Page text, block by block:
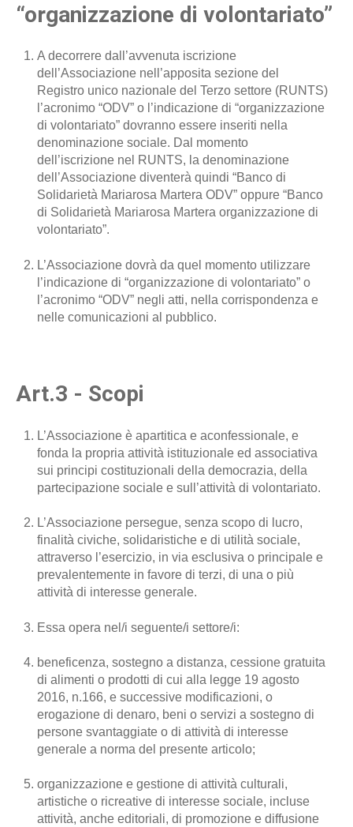
“organizzazione di volontariato”
A decorrere dall’avvenuta iscrizione
dell’Associazione nell’apposita sezione del
Registro unico nazionale del Terzo settore (RUNTS)
l’acronimo “ODV” o l’indicazione di “organizzazione
di volontariato” dovranno essere inseriti nella
denominazione sociale. Dal momento
dell’iscrizione nel RUNTS, la denominazione
dell’Associazione diventerà quindi “Banco di
Solidarietà Mariarosa Martera ODV” oppure “Banco
di Solidarietà Mariarosa Martera organizzazione di
volontariato”.
L’Associazione dovrà da quel momento utilizzare
l’indicazione di “organizzazione di volontariato” o
l’acronimo “ODV” negli atti, nella corrispondenza e
nelle comunicazioni al pubblico.
Art.3 - Scopi
L’Associazione è apartitica e aconfessionale, e
fonda la propria attività istituzionale ed associativa
sui principi costituzionali della democrazia, della
partecipazione sociale e sull’attività di volontariato.
L’Associazione persegue, senza scopo di lucro,
finalità civiche, solidaristiche e di utilità sociale,
attraverso l’esercizio, in via esclusiva o principale e
prevalentemente in favore di terzi, di una o più
attività di interesse generale.
Essa opera nel/i seguente/i settore/i:
beneficenza, sostegno a distanza, cessione gratuita
di alimenti o prodotti di cui alla legge 19 agosto
2016, n.166, e successive modificazioni, o
erogazione di denaro, beni o servizi a sostegno di
persone svantaggiate o di attività di interesse
generale a norma del presente articolo;
organizzazione e gestione di attività culturali,
artistiche o ricreative di interesse sociale, incluse
attività, anche editoriali, di promozione e diffusione